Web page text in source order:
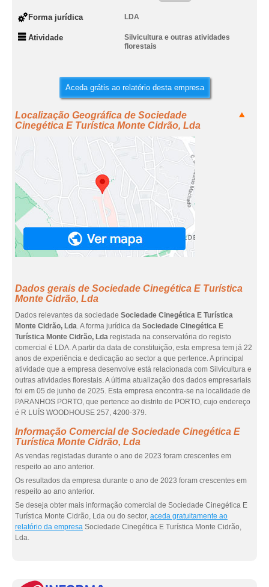
Forma jurídica LDA
Atividade
Silvicultura e outras atividades
florestais
Aceda grátis ao relatório desta empresa
Localização Geográfica de Sociedade
Cinegética E Turística Monte Cidrão, Lda
Dados gerais de Sociedade Cinegética E Turística
Monte Cidrão, Lda
Dados relevantes da sociedade Sociedade Cinegética E Turística
Monte Cidrão, Lda. A forma jurídica da Sociedade Cinegética E
Turística Monte Cidrão, Lda registada na conservatória do registo
comercial é LDA. A partir da data de constituição, esta empresa tem já 22
anos de experiência e dedicação ao sector a que pertence. A principal
atividade que a empresa desenvolve está relacionada com Silvicultura e
outras atividades florestais. A última atualização dos dados empresariais
foi em 05 de junho de 2025. Esta empresa encontra-se na localidade de
PARANHOS PORTO, que pertence ao distrito de PORTO, cujo endereço
é R LUÍS WOODHOUSE 257, 4200-379.
Informação Comercial de Sociedade Cinegética E
Turística Monte Cidrão, Lda
As vendas registadas durante o ano de 2023 foram crescentes em
respeito ao ano anterior.
Os resultados da empresa durante o ano de 2023 foram crescentes em
respeito ao ano anterior.
Se deseja obter mais informação comercial de Sociedade Cinegética E
Turística Monte Cidrão, Lda ou do sector, aceda gratuitamente ao
relatório da empresa Sociedade Cinegética E Turística Monte Cidrão,
Lda.